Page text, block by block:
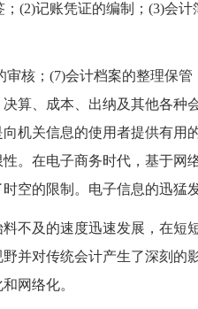
记账凭证的编制；(3)会计
；(7)会计档案的整理保管
算、成本、出纳及其他各种
机关信息的使用者提供有用
。在电子商务时代，基于网
空的限制。电子信息的迅猛
及的速度迅速发展，在短
并对传统会计产生了深刻的
网络化。